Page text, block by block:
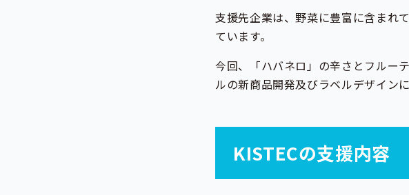
支援先企業は、野菜に豊富に含まれ
ています。
今回、「ハバネロ」の辛さとフルー
ルの新商品開発及びラベルデザイン
KISTECの支援内容